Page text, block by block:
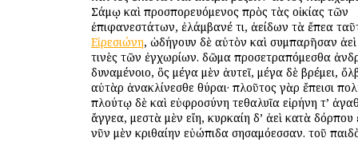
Σάμῳ καὶ προσπορευόμενος πρὸς τὰς οἰκίας τῶν
ἐπιφανεστάτων, ἐλάμβανέ τι, ἀείδων τὰ ἔπεα
Εἰρεσιώνη, ὡδήγουν δὲ αὐτὸν καὶ συμπαρῆσαν
τινὲς τῶν ἐγχωρίων. δῶμα προσετραπόμεσθα
δυναμένοιο, ὃς μέγα μὲν ἀυτεῖ, μέγα δὲ βρέμει,
αὐτὰρ ἀνακλίνεσθε θύραι· πλοῦτος γὰρ ἔπεισι
πλούτῳ δὲ καὶ εὐφροσύνη τεθαλυῖα εἰρήνη τ’
ἄγγεα, μεστὰ μὲν εἴη, κυρκαίη δ’ ἀεὶ κατὰ
νῦν μὲν κριθαίην εὐώπιδα σησαμόεσσαν. τοῦ